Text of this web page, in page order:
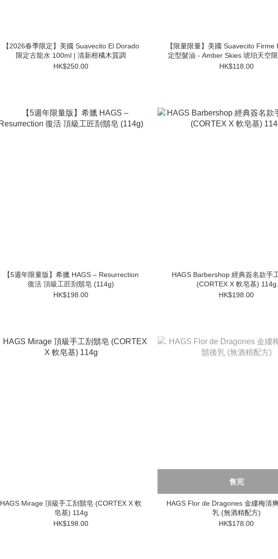
【2026春季限定】美國 Suavecito El Dorado
限定古龍水 100ml | 清新柑橘木質調
HK$250.00
【限量限量】美國 Suavecito Firme
定型髮油 - Amber Skies 琥珀天空
HK$118.00
【5週年限量版】希臘 HAGS – Resurrection
復活 頂級工匠刮鬍皂 (114g)
HK$198.00
HAGS Barbershop 經典簽名款手
(CORTEX X 軟皂基) 114g
HK$198.00
HAGS Mirage 頂級手工刮鬍皂 (CORTEX X 軟
皂基) 114g
HK$198.00
售完
HAGS Flor de Dragones 金縷梅清
乳 (無酒精配方)
HK$178.00